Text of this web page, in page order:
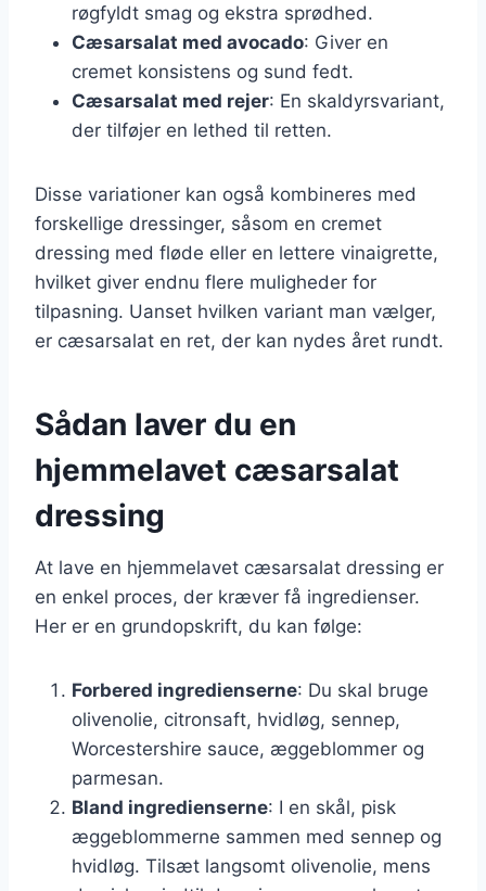
røgfyldt smag og ekstra sprødhed.
Cæsarsalat med avocado: Giver en
cremet konsistens og sund fedt.
Cæsarsalat med rejer: En skaldyrsvariant,
der tilføjer en lethed til retten.
Disse variationer kan også kombineres med
forskellige dressinger, såsom en cremet
dressing med fløde eller en lettere vinaigrette,
hvilket giver endnu flere muligheder for
tilpasning. Uanset hvilken variant man vælger,
er cæsarsalat en ret, der kan nydes året rundt.
Sådan laver du en
hjemmelavet cæsarsalat
dressing
At lave en hjemmelavet cæsarsalat dressing er
en enkel proces, der kræver få ingredienser.
Her er en grundopskrift, du kan følge:
Forbered ingredienserne: Du skal bruge
olivenolie, citronsaft, hvidløg, sennep,
Worcestershire sauce, æggeblommer og
parmesan.
Bland ingredienserne: I en skål, pisk
æggeblommerne sammen med sennep og
hvidløg. Tilsæt langsomt olivenolie, mens